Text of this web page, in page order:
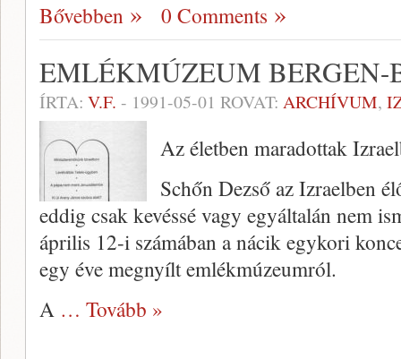
Bővebben 0 Comments
EMLÉKMÚZEUM BERGEN-
ÍRTA: V.F. - 1991-05-01 ROVAT: ARCHÍVUM,
Az életben maradottak
Schőn Dezső az Izraelben
eddig csak kevéssé vagy egyáltalán nem
április 12-i számában a nácik egykori
egy éve megnyílt emlékmúzeumról.
A … Tovább »